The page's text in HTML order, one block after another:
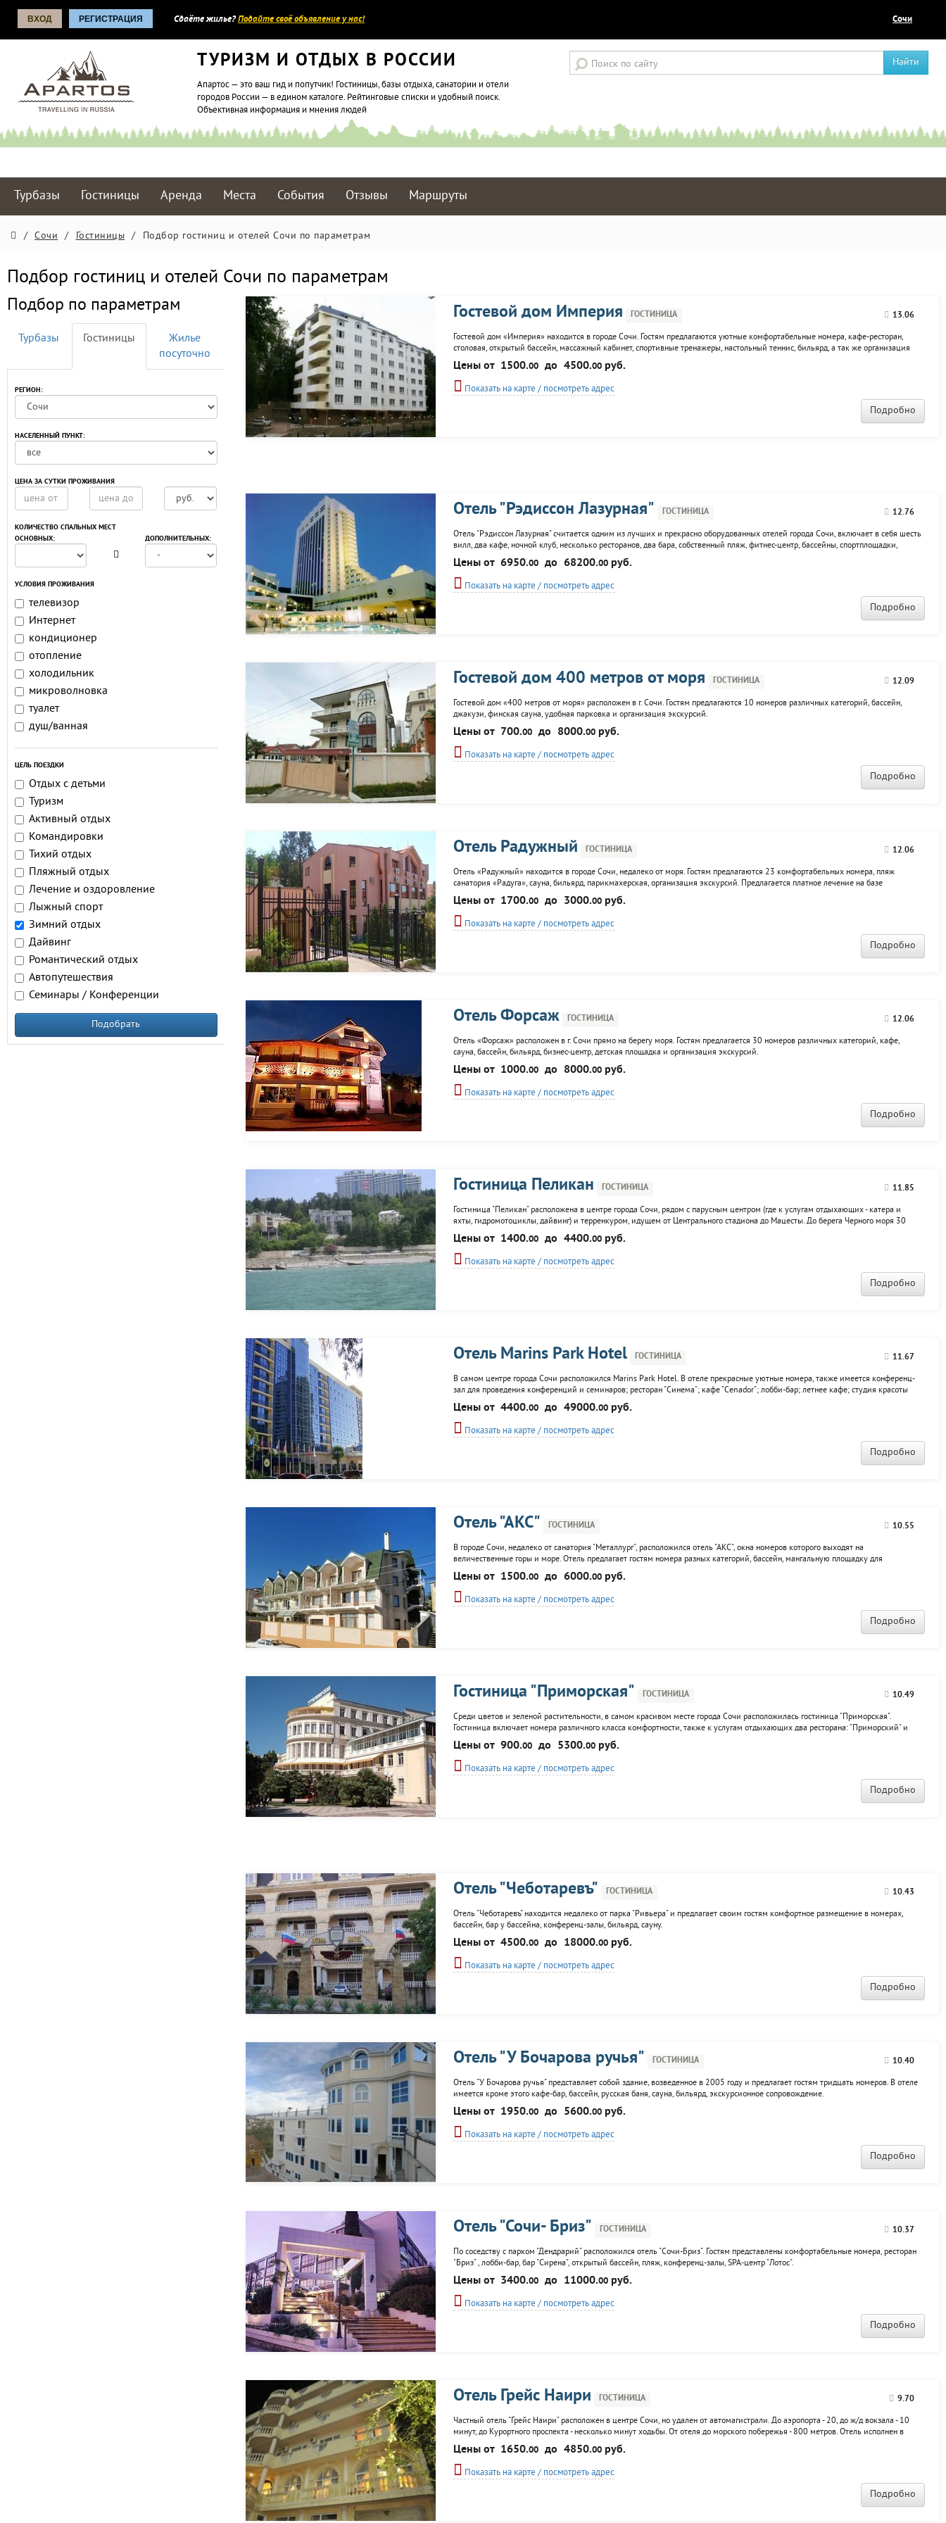
ВХОД РЕГИСТРАЦИЯ Сдаёте жилье?Подайте своё объявление у нас! Сочи
ТУРИЗМ И ОТДЫХ В РОССИИ
Апартос — это ваш гид и попутчик! Гостиницы, базы отдыха, санатории и отели
городов России — в едином каталоге. Рейтинговые списки и удобный поиск.
Объективная информация и мнения людей
Найти
Турбазы Гостиницы Аренда Места События Отзывы Маршруты
/ Сочи / Гостиницы / Подбор гостиниц и отелей Сочи по параметрам
Подбор гостиниц и отелей Сочи по параметрам
Подбор по параметрам
Турбазы Гостиницы
Жилье
посуточно
РЕГИОН:
НАСЕЛЕННЫЙ ПУНКТ:
ЦЕНА ЗА СУТКИ ПРОЖИВАНИЯ
КОЛИЧЕСТВО СПАЛЬНЫХ МЕСТ
ОСНОВНЫХ:
ДОПОЛНИТЕЛЬНЫХ:
УСЛОВИЯ ПРОЖИВАНИЯ
телевизор
Интернет
кондиционер
отопление
холодильник
микроволновка
туалет
душ/ванная
ЦЕЛЬ ПОЕЗДКИ
Отдых с детьми
Туризм
Активный отдых
Командировки
Тихий отдых
Пляжный отдых
Лечение и оздоровление
Лыжный спорт
Зимний отдых
Дайвинг
Романтический отдых
Автопутешествия
Семинары / Конференции
Подобрать
13.06
Гостевой дом Империя ГОСТИНИЦА
Гостевой дом «Империя» находится в городе Сочи. Гостям предлагаются уютные комфортабельные номера, кафе-ресторан,
столовая, открытый бассейн, массажный кабинет, спортивные тренажеры, настольный теннис, бильярд, а так же организация
лечения в ближайших санаториях и экскурсий.
Цены от 1500.00 до 4500.00руб.
Показать на карте / посмотреть адрес
Подробно
12.76
Отель "Рэдиссон Лазурная" ГОСТИНИЦА
Отель "Рэдиссон Лазурная" считается одним из лучших и прекрасно оборудованных отелей города Сочи, включает в себя шесть
вилл, два кафе, ночной клуб, несколько ресторанов, два бара, собственный пляж, фитнес-центр, бассейны, спортплощадки,
теннисные корты, боулинг, бани, сауны, киноконцертный зал. Возможна организация экскурсионного сопровождения,
трансфера. Есть автостоянка, химчистка.
Цены от 6950.00 до 68200.00руб.
Показать на карте / посмотреть адрес
Подробно
12.09
Гостевой дом 400 метров от моря ГОСТИНИЦА
Гостевой дом «400 метров от моря» расположен в г. Сочи. Гостям предлагаются 10 номеров различных категорий, бассейн,
джакузи, финская сауна, удобная парковка и организация экскурсий.
Цены от 700.00 до 8000.00руб.
Показать на карте / посмотреть адрес
Подробно
12.06
Отель Радужный ГОСТИНИЦА
Отель «Радужный» находится в городе Сочи, недалеко от моря. Гостям предлагаются 23 комфортабельных номера, пляж
санатория «Радуга», сауна, бильярд, парикмахерская, организация экскурсий. Предлагается платное лечение на базе
санатория «Радуга».
Цены от 1700.00 до 3000.00руб.
Показать на карте / посмотреть адрес
Подробно
12.06
Отель Форсаж ГОСТИНИЦА
Отель «Форсаж» расположен в г. Сочи прямо на берегу моря. Гостям предлагается 30 номеров различных категорий, кафе,
сауна, бассейн, бильярд, бизнес-центр, детская площадка и организация экскурсий.
Цены от 1000.00 до 8000.00руб.
Показать на карте / посмотреть адрес
Подробно
11.85
Гостиница Пеликан ГОСТИНИЦА
Гостиница "Пеликан" расположена в центре города Сочи, рядом с парусным центром (где к услугам отдыхающих - катера и
яхты, гидромотоциклы, дайвинг) и терренкуром, идущем от Центрального стадиона до Мацесты. До берега Черного моря 30
метров, гостям гостиницы предоставляется пропуск на пляж Swissôtel Сочи Камелия 5*, на пляже - кафе, бар, волейбольная
площадка, душ, аэрарии...
Цены от 1400.00 до 4400.00руб.
Показать на карте / посмотреть адрес
Подробно
11.67
Отель Marins Park Hotel ГОСТИНИЦА
В самом центре города Сочи расположился Marins Park Hotel. В отеле прекрасные уютные номера, также имеется конференц-
зал для проведения конференций и семинаров; ресторан "Синема"; кафе "Cenador"; лобби-бар; летнее кафе; студия красоты
"AF-Studio"; ювелирный салон "Камея"; тренажерный зал; финская сауна; русская парная; бассейн.
Цены от 4400.00 до 49000.00руб.
Показать на карте / посмотреть адрес
Подробно
10.55
Отель "АКС" ГОСТИНИЦА
В городе Сочи, недалеко от санатория "Металлург", расположился отель "АКС", окна номеров которого выходят на
величественные горы и море. Отель предлагает гостям номера разных категорий, бассейн, мангальную площадку для
приготовления шашлыка.
Цены от 1500.00 до 6000.00руб.
Показать на карте / посмотреть адрес
Подробно
10.49
Гостиница "Приморская" ГОСТИНИЦА
Среди цветов и зеленой растительности, в самом красивом месте города Сочи расположилась гостиница "Приморская".
Гостиница включает номера различного класса комфортности, также к услугам отдыхающих два ресторана: "Приморский" и
"Penalty Bar"; массажный кабинет, конференц-зал.
Цены от 900.00 до 5300.00руб.
Показать на карте / посмотреть адрес
Подробно
10.43
Отель "Чеботаревъ" ГОСТИНИЦА
Отель "Чеботаревъ" находится недалеко от парка "Ривьера" и предлагает своим гостям комфортное размещение в номерах,
бассейн, бар у бассейна, конференц-залы, бильярд, сауну.
Цены от 4500.00 до 18000.00руб.
Показать на карте / посмотреть адрес
Подробно
10.40
Отель "У Бочарова ручья" ГОСТИНИЦА
Отель "У Бочарова ручья" представляет собой здание, возведенное в 2005 году и предлагает гостям тридцать номеров. В отеле
имеется кроме этого кафе-бар, бассейн, русская баня, сауна, бильярд, экскурсионное сопровождение.
Цены от 1950.00 до 5600.00руб.
Показать на карте / посмотреть адрес
Подробно
10.37
Отель "Сочи- Бриз" ГОСТИНИЦА
По соседству с парком "Дендрарий" расположился отель "Сочи-Бриз". Гостям представлены комфортабельные номера, ресторан
"Бриз" , лобби-бар, бар "Сирена", открытый бассейн, пляж, конференц-залы, SPA-центр "Лотос".
Цены от 3400.00 до 11000.00руб.
Показать на карте / посмотреть адрес
Подробно
9.70
Отель Грейс Наири ГОСТИНИЦА
Частный отель "Грейс Наири" расположен в центре Сочи, но удален от автомагистрали. До аэропорта - 20, до ж/д вокзала - 10
минут, до Курортного проспекта - несколько минут ходьбы. От отеля до морского побережья - 800 метров. Отель исполнен в
классическом стиле и, в то же время, реализованы современные тенденции, архитектурный ансамбль отеля и интерьер
демонстрируют интересное сочетание
Цены от 1650.00 до 4850.00руб.
Показать на карте / посмотреть адрес
Подробно